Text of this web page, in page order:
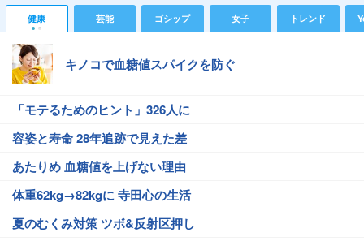
健康 芸能 ゴシップ 女子 トレンド
キノコで血糖値スパイクを防ぐ
「モテるためのヒント」326人に
容姿と寿命 28年追跡で見えた差
あたりめ 血糖値を上げない理由
体重62kg→82kgに 寺田心の生活
夏のむくみ対策 ツボ&反射区押し